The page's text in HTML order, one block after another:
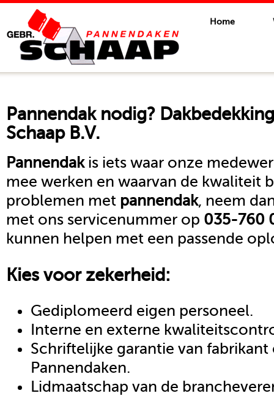
Home
Pannendaknodig?
Schaap B.V.
Pannendakis iets waar onze
mee werken en waarvan de kwaliteit
problemen met pannendak, neem
met ons servicenummer op 035-760
kunnen helpen met een passende
Kies voor zekerheid:
Gediplomeerd eigen personeel.
Interne en externe
Schriftelijke garantie van fabrikant
Pannendaken.
Lidmaatschap van de